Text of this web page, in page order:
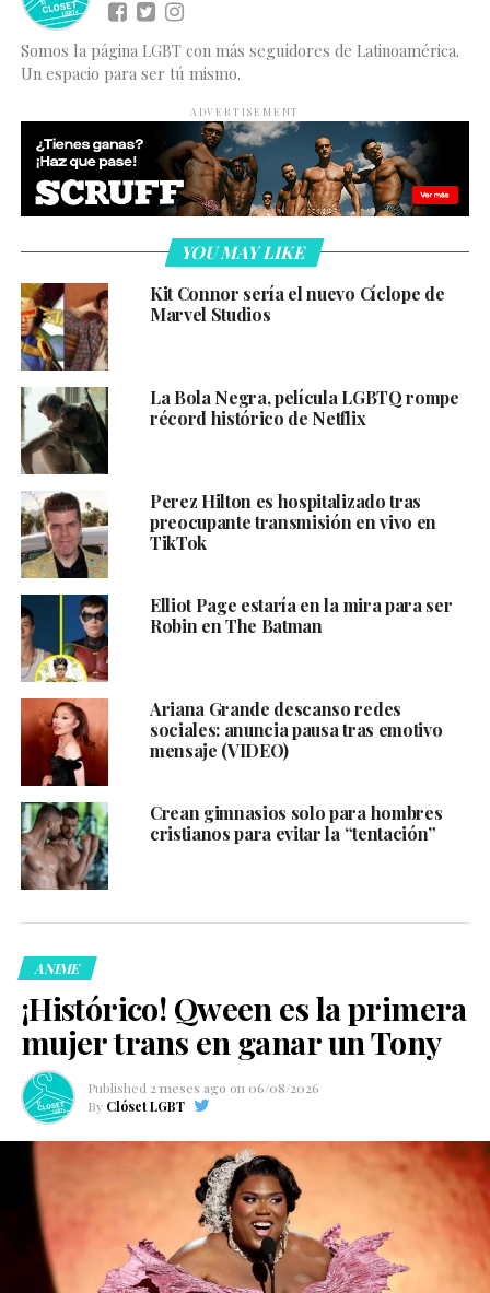
Somos la página LGBT con más seguidores de Latinoamérica.
Un espacio para ser tú mismo.
ADVERTISEMENT
YOU MAY LIKE
Kit Connor sería el nuevo Cíclope de
Marvel Studios
La Bola Negra, película LGBTQ rompe
récord histórico de Netflix
Perez Hilton es hospitalizado tras
preocupante transmisión en vivo en
TikTok
Elliot Page estaría en la mira para ser
Robin en The Batman
Ariana Grande descanso redes
sociales: anuncia pausa tras emotivo
mensaje (VIDEO)
Crean gimnasios solo para hombres
cristianos para evitar la “tentación”
ANIME
¡Histórico! Qween es la primera
mujer trans en ganar un Tony
Published 2 meses ago on 06/08/2026
By Clóset LGBT